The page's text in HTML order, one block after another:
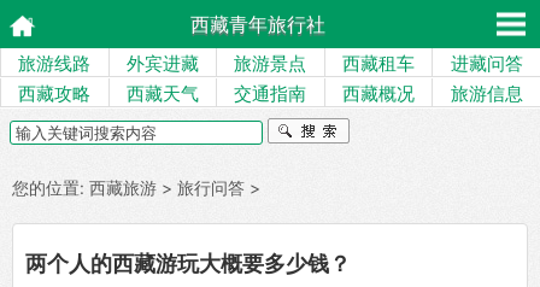
西藏青年旅行社
旅游线路 外宾进藏 旅游景点 西藏租车
进藏问答
西藏攻略
西藏天气 交通指南 西藏概况 旅游信息
您的位置: 西藏旅游 > 旅行问答 >
两个人的西藏游玩大概要多少钱？